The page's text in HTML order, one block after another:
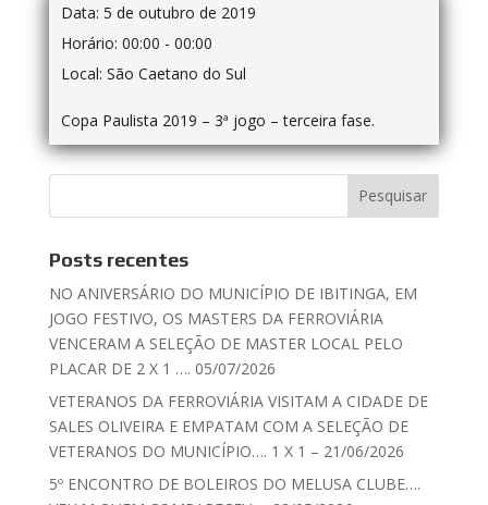
Data: 5 de outubro de 2019
Horário: 00:00 - 00:00
Local: São Caetano do Sul
Copa Paulista 2019 – 3ª jogo – terceira fase.
Posts recentes
NO ANIVERSÁRIO DO MUNICÍPIO DE IBITINGA, EM
JOGO FESTIVO, OS MASTERS DA FERROVIÁRIA
VENCERAM A SELEÇÃO DE MASTER LOCAL PELO
PLACAR DE 2 X 1 …. 05/07/2026
VETERANOS DA FERROVIÁRIA VISITAM A CIDADE DE
SALES OLIVEIRA E EMPATAM COM A SELEÇÃO DE
VETERANOS DO MUNICÍPIO…. 1 X 1 – 21/06/2026
5º ENCONTRO DE BOLEIROS DO MELUSA CLUBE….